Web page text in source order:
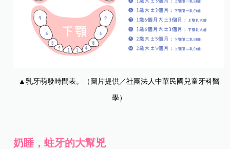
▲乳牙萌發時間表。（圖片提供／社團法人中華民國兒童牙科醫
學）
奶睡，蛀牙的大幫兇